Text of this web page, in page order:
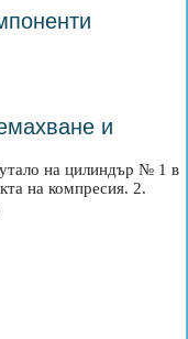
и
на цилиндър № 1 в
на компресия. 2.